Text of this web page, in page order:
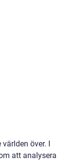
över. I
att analysera